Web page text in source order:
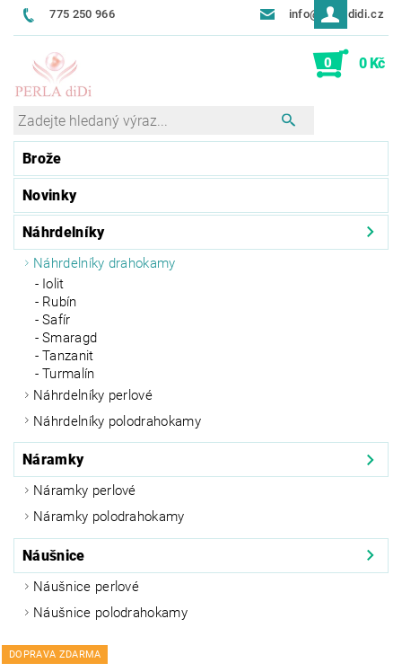
775 250 966 info@perladidi.cz
0 0 Kč
Brože
Náhrdelníky
Náhrdelníky drahokamy
Iolit
Rubín
Safír
Smaragd
Tanzanit
Turmalín
Náhrdelníky perlové
Náhrdelníky polodrahokamy
Náramky
Náramky perlové
Náramky polodrahokamy
Náušnice
Náušnice perlové
Náušnice polodrahokamy
Novinky
DOPRAVA ZDARMA